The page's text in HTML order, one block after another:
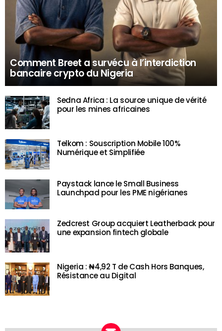
Comment Breet a survécu à l’interdiction
bancaire crypto du Nigeria
Sedna Africa : La source unique de vérité
pour les mines africaines
Telkom : Souscription Mobile 100%
Numérique et Simplifiée
Paystack lance le Small Business
Launchpad pour les PME nigérianes
Zedcrest Group acquiert Leatherback pour
une expansion fintech globale
Nigeria : ₦4,92 T de Cash Hors Banques,
Résistance au Digital